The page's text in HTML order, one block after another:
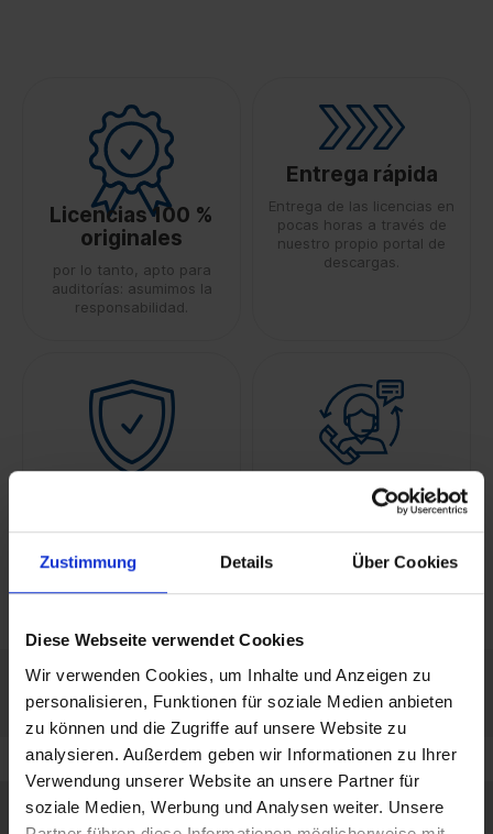
Zustimmung Details Über Cookies
Diese Webseite verwendet Cookies
Wir verwenden Cookies, um Inhalte und Anzeigen zu
personalisieren, Funktionen für soziale Medien anbieten
zu können und die Zugriffe auf unsere Website zu
analysieren. Außerdem geben wir Informationen zu Ihrer
Verwendung unserer Website an unsere Partner für
soziale Medien, Werbung und Analysen weiter. Unsere
Licencias 100 %
originales
por lo tanto, apto para
auditorías: asumimos la
responsabilidad.
Entrega rápida
Entrega de las licencias en
pocas horas a través de
nuestro propio portal de
descargas.
licencia certificada por
Asistencia rápida
Fiabilidad gracias a un
amplia experiencia